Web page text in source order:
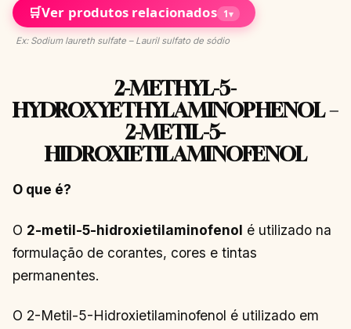
🛒Ver produtos relacionados 1▾
Ex: Sodium laureth sulfate – Lauril sulfato de sódio
2-METHYL-5-
HYDROXYETHYLAMINOPHENOL –
2-METIL-5-
HIDROXIETILAMINOFENOL
O que é?
O 2-metil-5-hidroxietilaminofenol é utilizado na
formulação de corantes, cores e tintas
permanentes.
O 2-Metil-5-Hidroxietilaminofenol é utilizado em